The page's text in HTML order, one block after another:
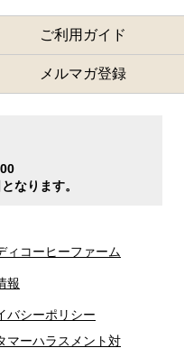
ご利用ガイド
メルマガ登録
なります。
ィコーヒーファーム
報
バシーポリシー
マーハラスメント対